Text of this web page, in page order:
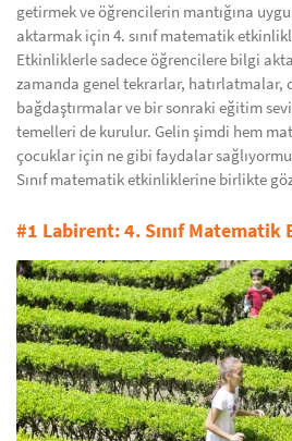
getirmek ve öğrencilerin mantığına
aktarmak için 4. sınıf matematik
Etkinliklerle sadece öğrencilere bilgi
zamanda genel tekrarlar, hatırlatmalar,
bağdaştırmalar ve bir sonraki eğitim
temelleri de kurulur. Gelin şimdi hem
çocuklar için ne gibi faydalar
Sınıf matematik etkinliklerine birlikte
#1 Labirent: 4. Sınıf Matematik